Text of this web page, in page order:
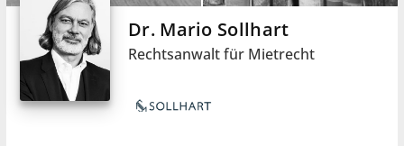
Dr. Mario Sollhart
Rechtsanwalt für Mietrecht